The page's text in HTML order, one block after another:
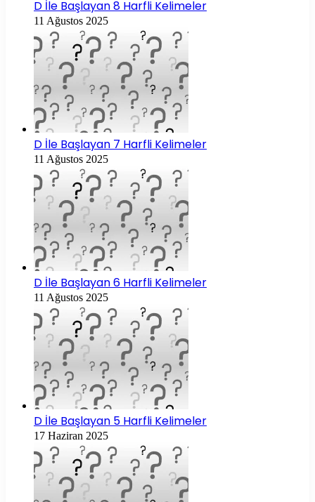
D İle Başlayan 8 Harfli Kelimeler
11 Ağustos 2025
D İle Başlayan 7 Harfli Kelimeler
11 Ağustos 2025
D İle Başlayan 6 Harfli Kelimeler
11 Ağustos 2025
D İle Başlayan 5 Harfli Kelimeler
17 Haziran 2025